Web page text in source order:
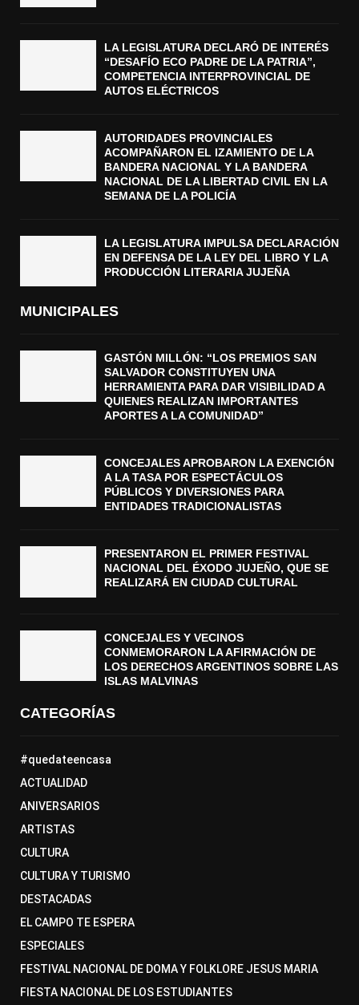
LA LEGISLATURA DECLARÓ DE INTERÉS
“DESAFÍO ECO PADRE DE LA PATRIA”,
COMPETENCIA INTERPROVINCIAL DE
AUTOS ELÉCTRICOS
AUTORIDADES PROVINCIALES
ACOMPAÑARON EL IZAMIENTO DE LA
BANDERA NACIONAL Y LA BANDERA
NACIONAL DE LA LIBERTAD CIVIL EN LA
SEMANA DE LA POLICÍA
LA LEGISLATURA IMPULSA DECLARACIÓN
EN DEFENSA DE LA LEY DEL LIBRO Y LA
PRODUCCIÓN LITERARIA JUJEÑA
MUNICIPALES
GASTÓN MILLÓN: “LOS PREMIOS SAN
SALVADOR CONSTITUYEN UNA
HERRAMIENTA PARA DAR VISIBILIDAD A
QUIENES REALIZAN IMPORTANTES
APORTES A LA COMUNIDAD”
CONCEJALES APROBARON LA EXENCIÓN
A LA TASA POR ESPECTÁCULOS
PÚBLICOS Y DIVERSIONES PARA
ENTIDADES TRADICIONALISTAS
PRESENTARON EL PRIMER FESTIVAL
NACIONAL DEL ÉXODO JUJEÑO, QUE SE
REALIZARÁ EN CIUDAD CULTURAL
CONCEJALES Y VECINOS
CONMEMORARON LA AFIRMACIÓN DE
LOS DERECHOS ARGENTINOS SOBRE LAS
ISLAS MALVINAS
CATEGORÍAS
#quedateencasa
ACTUALIDAD
ANIVERSARIOS
ARTISTAS
CULTURA
CULTURA Y TURISMO
DESTACADAS
EL CAMPO TE ESPERA
ESPECIALES
FESTIVAL NACIONAL DE DOMA Y FOLKLORE JESUS MARIA
FIESTA NACIONAL DE LOS ESTUDIANTES